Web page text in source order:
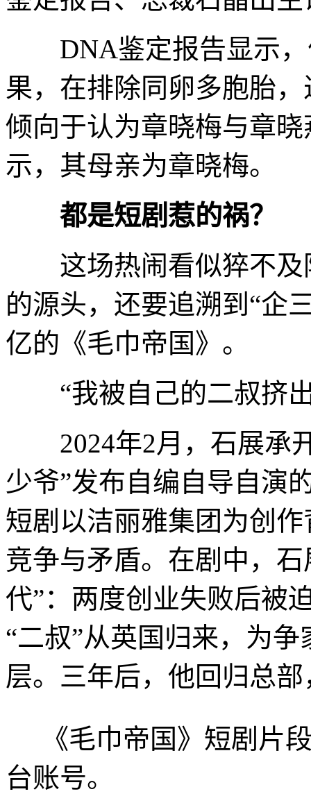
DNA鉴定报告显示，
果，在排除同卵多胞胎
倾向于认为章晓梅与章
示，其母亲为章晓梅。
都是短剧惹的祸？
这场热闹看似猝不及
的源头，还要追溯到“企
亿的《毛巾帝国》。
“我被自己的二叔挤出
2024年2月，石展承开
少爷”发布自编自导自演
短剧以洁丽雅集团为创
竞争与矛盾。在剧中，
代”：两度创业失败后被
“二叔”从英国归来，为
层。三年后，他回归总
《毛巾帝国》短剧片
台账号。